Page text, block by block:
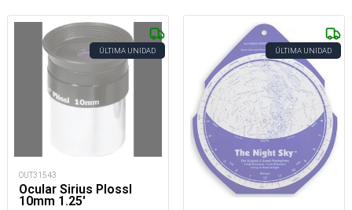
ÚLTIMA UNIDAD
OUT31543
Ocular Sirius Plossl
10mm 1.25'
ÚLTIMA UNIDAD